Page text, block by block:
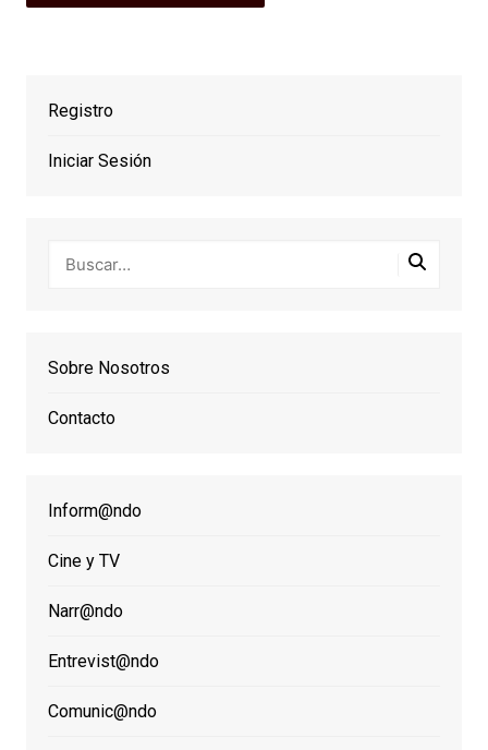
Registro
Iniciar Sesión
Sobre Nosotros
Contacto
Inform@ndo
Cine y TV
Narr@ndo
Entrevist@ndo
Comunic@ndo